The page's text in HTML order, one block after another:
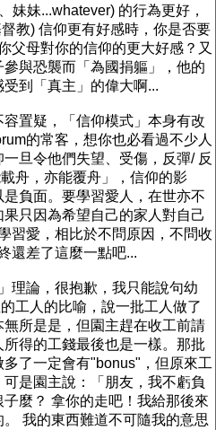
妹妹...whatever) 的行為更好，
教) 信仰更有好感時，你是否要
父母對你的信仰的更大好感？又
與恐襲而「為國捐軀」，他的
到「真主」的偉大啊...
置疑，「信仰模式」本身有改
的常客，想你也必看過不少人
旦令他們失望、受傷，反彈/ 反
舟，亦能覆舟」，信仰的影
負面。要學習愛人，在世亦不
只因為希望自己的家人對自己
習愛，相比於不問原因，不問收
還差了這麼一點吧...
理論，很抱歉，我只能說句幼
工人的比喻，說一批工人做了
所是是，但園主趕在收工前請
得的工錢最後也是一樣。那批
了一定會有"bonus"，但原來工
是園主說：「朋友，我不虧負
麼？ 拿你的走吧！我給那後來
我的東西難道不可隨我的意思